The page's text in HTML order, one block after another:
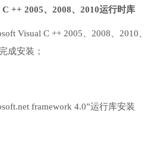
++ 2005、2008、2010运行时库
Visual C ++ 2005、2008、2010、
成安装；
framework 4.0”运行库安装